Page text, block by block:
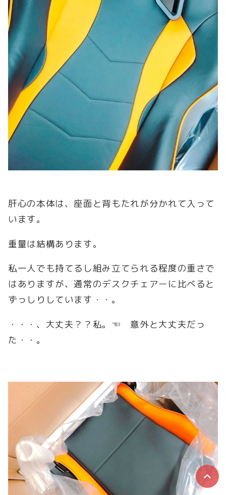
肝心の本体は、座面と背もたれが分かれて入って
います。
重量は結構あります。
私一人でも持てるし組み立てられる程度の重さで
はありますが、通常のデスクチェアーに比べると
ずっしりしています・・。
・・・、大丈夫？？私。☜ 意外と大丈夫だっ
た・・。